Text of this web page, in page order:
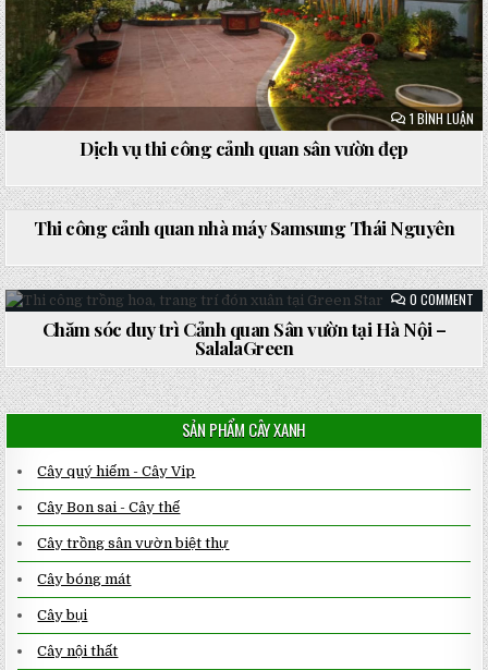
1 BÌNH LUẬNỞ
VỤ
Dịch vụ thi công cảnh quan sân vườn đẹp
0 COMMENTON
Posted
in
Thi công cảnh quan nhà máy Samsung Thái Nguyên
0 COMMENTON
HÀ
Posted
in
Chăm sóc duy trì Cảnh quan Sân vườn tại Hà Nội –
SalalaGreen
SẢN PHẨM CÂY XANH
Cây quý hiếm - Cây Vip
Cây Bon sai - Cây thế
Cây trồng sân vườn biệt thự
Cây bóng mát
Cây bụi
Cây nội thất